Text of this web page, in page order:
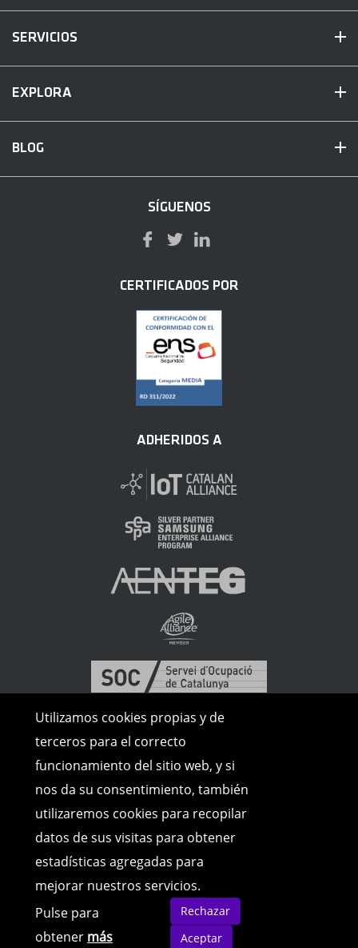
Utilizamos cookies propias y de
terceros para el correcto
funcionamiento del sitio web, y si
nos da su consentimiento, también
utilizaremos cookies para recopilar
datos de sus visitas para obtener
estadísticas agregadas para
mejorar nuestros servicios.
Pulse para
obtener más
Rechazar
Aceptar
SERVICIOS
EXPLORA
BLOG
SÍGUENOS
CERTIFICADOS POR
ADHERIDOS A
© Copyright 2026 | Todos los derechos
reservados |
Avíso Legal|Política de
cookies
Política de Privacidad